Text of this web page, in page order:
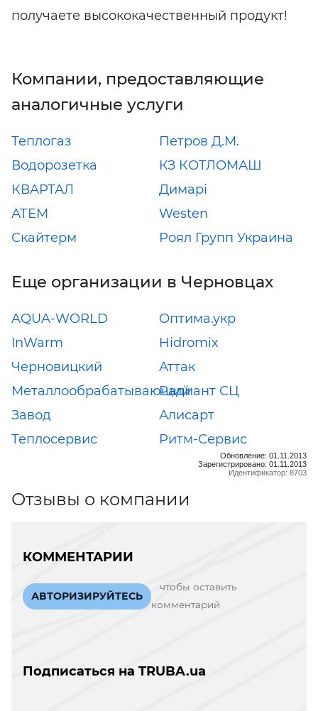
получаете высококачественный продукт!
Компании, предоставляющие
аналогичные услуги
Теплогаз
Петров Д.М.
Водорозетка
КЗ КОТЛОМАШ
КВАРТАЛ
Димарі
АТЕМ
Westen
Скайтерм
Роял Групп Украина
Еще организации в Черновцах
AQUA-WORLD
Оптима.укр
InWarm
Hidromix
Черновицкий
Металлообрабатывающий
Завод
Аттак
Радиант СЦ
Алисарт
Теплосервис
Ритм-Сервис
Обновление: 01.11.2013
Зарегистрировано: 01.11.2013
Идентификатор: 8703
Отзывы о компании
КОММЕНТАРИИ
АВТОРИЗИРУЙТЕСЬ
чтобы оставить
комментарий
Подписаться на TRUBA.ua